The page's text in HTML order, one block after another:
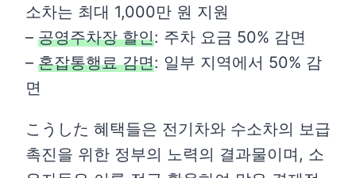
소차는 최대 1,000만 원 지원
– 공영주차장 할인: 주차 요금 50% 감면
– 혼잡통행료 감면: 일부 지역에서 50% 감
면
こうした 혜택들은 전기차와 수소차의 보급
촉진을 위한 정부의 노력의 결과물이며, 소